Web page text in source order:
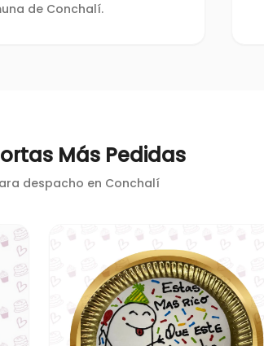
de Conchalí.
Más Pedidas
despacho en Conchalí